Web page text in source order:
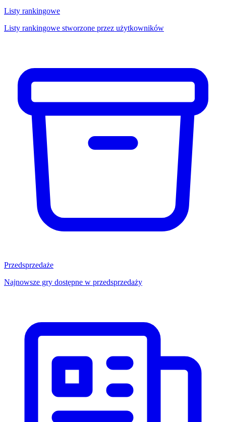
Listy rankingowe
Listy rankingowe stworzone przez użytkowników
Przedsprzedaże
Najnowsze gry dostępne w przedsprzedaży